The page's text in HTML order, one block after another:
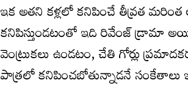
ఇక అతని కళ్లలో కనిపించే తీవ్రత మరింత
కనిపిస్తుండటంతో ఇది రివేంజ్ డ్రామా అయి
వెంట్రుకలు ఉండటం, చేతి గోర్లు
పాత్రలో కనిపించబోతున్నాడనే సంకేతాలు